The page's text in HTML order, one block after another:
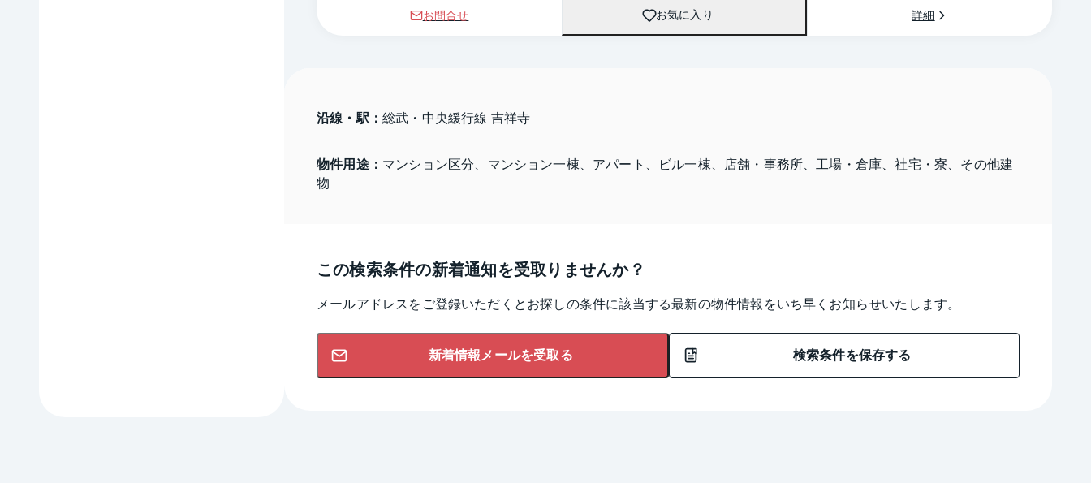
お問合せ お気に入り 詳細
沿線・駅： 総武・中央緩行線 吉祥寺
物件用途： マンション区分、マンション一棟、アパート、ビル一棟、店舗・事務所、工場・倉庫、社宅・寮、その他建
物
この検索条件の新着通知を受取りませんか？
メールアドレスをご登録いただくとお探しの条件に該当する最新の物件情報をいち早くお知らせいたします。
新着情報メールを受取る 検索条件を保存する